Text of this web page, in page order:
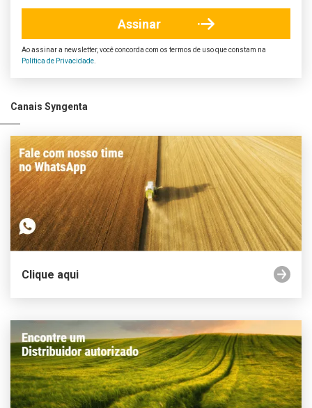
Ao assinar a newsletter, você concorda com os termos de uso que constam na
Política de Privacidade
Canais Syngenta
Clique aqui